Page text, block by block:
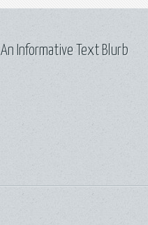
An Informative Text Blurb